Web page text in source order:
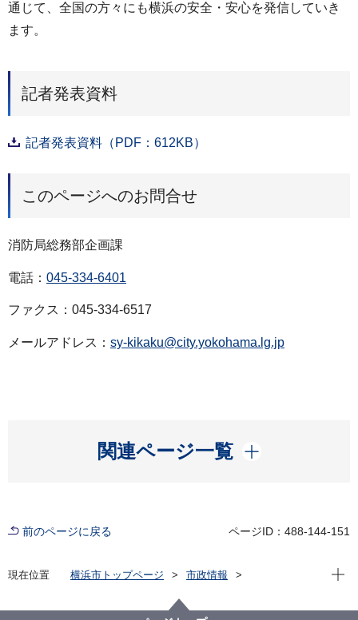
通じて、全国の方々にも横浜の安全・安心を発信していき
ます。
記者発表資料
記者発表資料（PDF：612KB）
このページへのお問合せ
消防局総務部企画課
電話： 045-334-6401
ファクス：045-334-6517
メールアドレス： sy-kikaku@city.yokohama.lg.jp
関連ページ一覧
開く
前のページに戻る ページID：488-144-151
現在位置 横浜市トップページ
市政情報
現在